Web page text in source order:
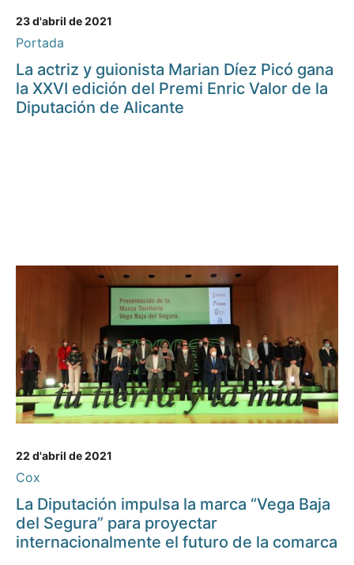
23 d'abril de 2021
Portada
La actriz y guionista Marian Díez Picó gana
la XXVI edición del Premi Enric Valor de la
Diputación de Alicante
22 d'abril de 2021
Cox
La Diputación impulsa la marca “Vega Baja
del Segura” para proyectar
internacionalmente el futuro de la comarca